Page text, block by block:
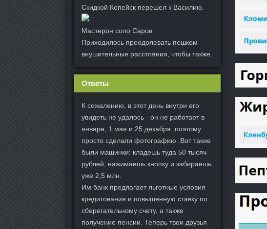
Скидкой Копейск перешел к Василию.
Мастерон соло Саров
Приходилось преодолевать пешком
внушительные расстояния, чтобы также.
Ответы
К сожалению, в этот день внутри его
увидеть не удалось - он не работает в
январе, 1 мая и 25 декабря, поэтому
просто сделали фотографию. Вот такие
были машинки: кладешь туда 50 тысяч
рублей, нажимаешь кнопку и забираешь
уже 2,5 млн.
Им банк предлагает льготные условия
кредитования и повышенную ставку по
сберегательному счету, а также
получение пенсии. Теперь твои друзья